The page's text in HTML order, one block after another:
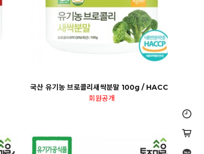
국산 유기농 브로콜리새싹분말 100g / HACCP
회원공개